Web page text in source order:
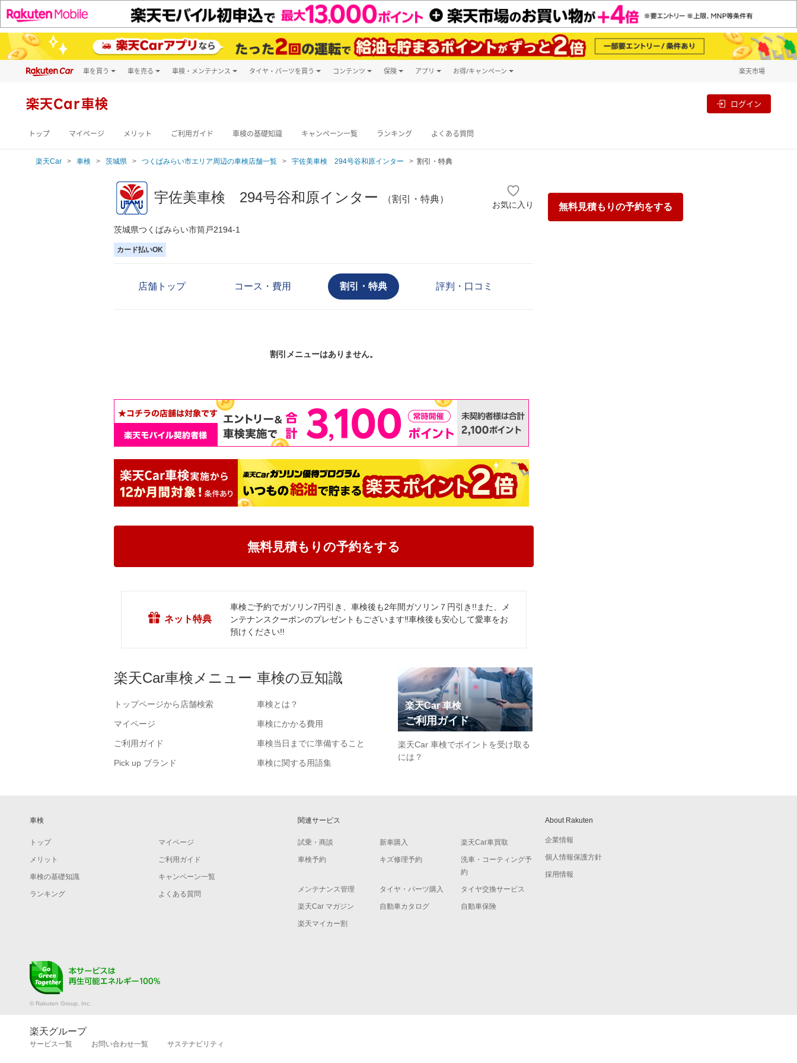
車を買う
新車
車を売る 車検・メンテナンス タイヤ・パーツを買う コンテンツ 保険 アプリ お得/キャンペーン 楽天市場
楽天Car車検 ログイン
トップ マイページ メリット ご利用ガイド 車検の基礎知識 キャンペーン一覧 ランキング よくある質問
楽天Car 車検 茨城県 つくばみらい市エリア周辺の車検店舗一覧 宇佐美車検 294号谷和原インター 割引・特典
無料見積もりの予約をする
宇佐美車検 294号谷和原インター （割引・特典）
お気に入り
茨城県つくばみらい市筒戸2194-1
カード払いOK
店舗トップ コース・費用 割引・特典 評判・口コミ
割引メニューはありません。
無料見積もりの予約をする
ネット特典
車検ご予約でガソリン7円引き、車検後も2年間ガソリン７円引き!!また、メ
ンテナンスクーポンのプレゼントもございます‼車検後も安心して愛車をお
預けください!!
楽天Car車検メニュー
トップページから店舗検索
マイページ
ご利用ガイド
Pick up ブランド
車検の豆知識
車検とは？
車検にかかる費用
車検当日までに準備すること
車検に関する用語集
楽天Car 車検
ご利用ガイド
楽天Car 車検でポイントを受け取る
には？
車検
トップ マイページ
メリット ご利用ガイド
車検の基礎知識 キャンペーン一覧
ランキング よくある質問
関連サービス
試乗・商談 新車購入 楽天Car車買取
車検予約 キズ修理予約
洗車・コーティング予
約
メンテナンス管理 タイヤ・パーツ購入 タイヤ交換サービス
楽天Car マガジン 自動車カタログ 自動車保険
楽天マイカー割
About Rakuten
企業情報
個人情報保護方針
採用情報
© Rakuten Group, Inc.
楽天グループ
サービス一覧 お問い合わせ一覧 サステナビリティ